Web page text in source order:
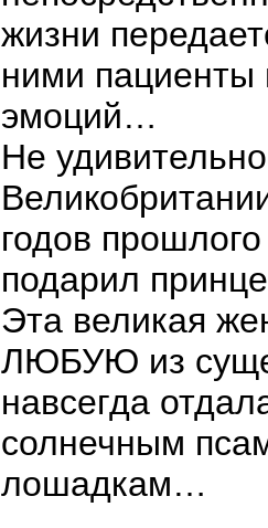
жизни
ними пациенты
эмоций…
Не
годов
подарил
Эта великая
ЛЮБУЮ из
навсегда
солнечным
лошадкам…